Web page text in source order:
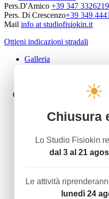
Pers.D'Amico +39 347 3326219
Pers. Di Crescenzo+39 349
Mail info at studiofisiokin.it
Ottieni indicazioni stradali
☀
Chiusura
Lo Studio Fisiokin
dal 3 al 21
Le attività
lunedì 24
Galleria
Copyright © 2016
Sito web
Attività
Servizio Termale
Ginnastica Dolce
Rieducazione
Riabilitazione
Noi e lo sport